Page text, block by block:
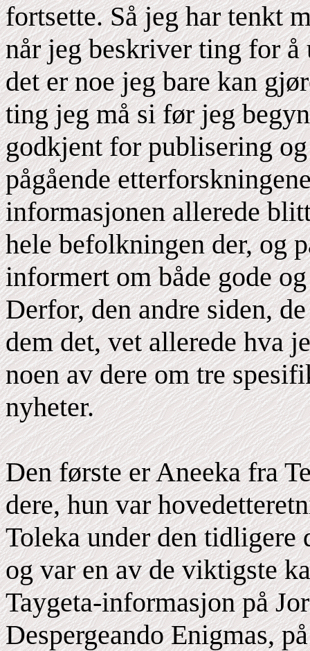
fortsette. Så jeg har tenkt
når jeg beskriver ting for å
det er noe jeg bare kan
ting jeg må si før jeg
godkjent for publisering
pågående
informasjonen allerede
hele befolkningen der, og
informert om både gode
Derfor, den andre siden,
dem det, vet allerede hva
noen av dere om tre
nyheter.
Den første er Aneeka fra
dere, hun var
Toleka under den tidligere
og var en av de viktigste
Taygeta-informasjon på
Despergeando Enigmas,